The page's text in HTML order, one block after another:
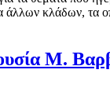
κλάδων, τα
Μ.